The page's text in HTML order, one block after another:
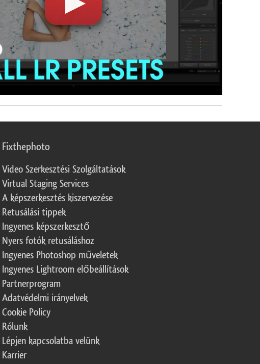
Fixthephoto
Video Szerkesztési Szolgáltatások
Virtual Staging Services
A képszerkesztés kiszervezése
Retusálási tippek
Ingyenes képszerkesztő
Nyers fotók retusáláshoz
Ingyenes Photoshop műveletek
Ingyenes Lightroom előbeállítások
Partnerprogram
Adatvédelmi irányelvek
Cookie Policy
Rólunk
Lépjen kapcsolatba velünk
Karrier